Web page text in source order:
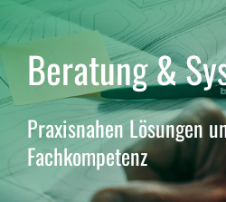
Beratung &
Praxisnahen Lösungen
Fachkompetenz